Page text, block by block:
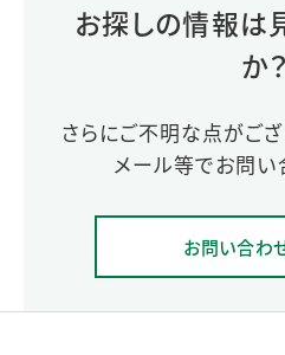
お探しの情報は
か？
さらにご不明な点がござ
メール等でお問い
お問い合わ